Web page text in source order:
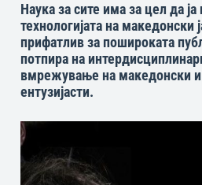
Наука за сите има за цел да
технологијата на македонски
прифатлив за пошироката
потпира на
вмрежување на македонски и
ентузијасти.